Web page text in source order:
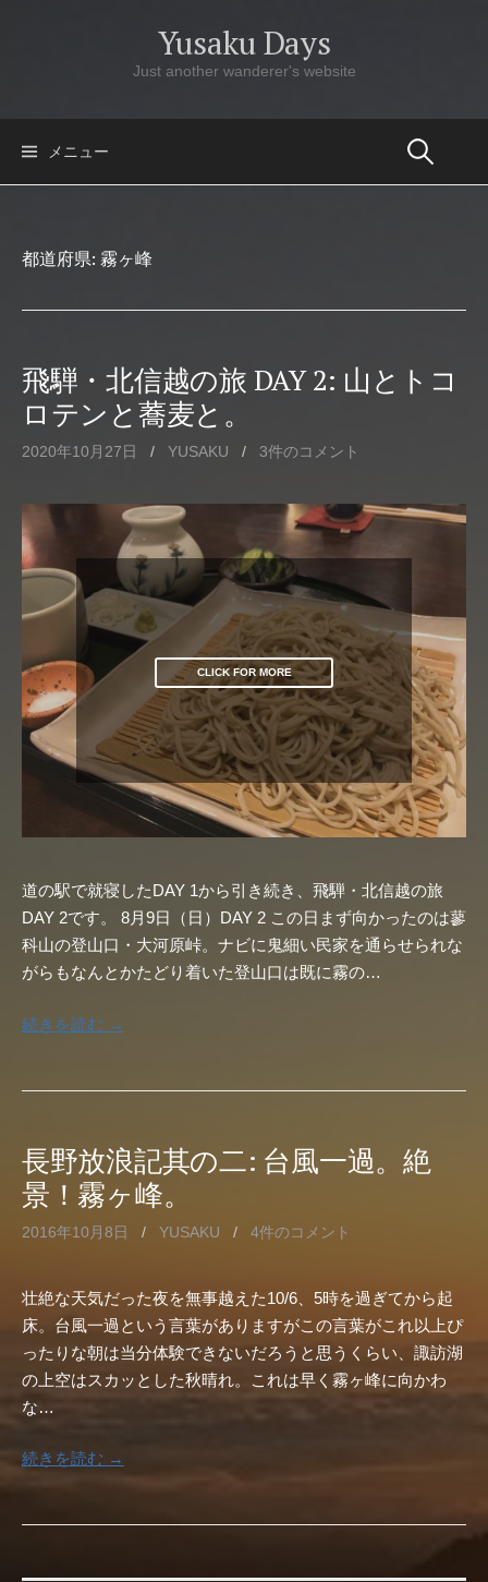
ツ
Yusaku Days
Just another wanderer's website
メニュー
都道府県:霧ヶ峰
飛騨・北信越の旅 DAY 2: 山とトコ
ロテンと蕎麦と。
2020年10月27日 / YUSAKU / 3件のコメント
CLICK FOR MORE
道の駅で就寝したDAY 1から引き続き、飛騨・北信越の旅
DAY 2です。 8月9日（日）DAY 2 この日まず向かったのは蓼
科山の登山口・大河原峠。ナビに鬼細い民家を通らせられな
がらもなんとかたどり着いた登山口は既に霧の…
続きを読む →
長野放浪記其の二: 台風一過。絶
景！霧ヶ峰。
2016年10月8日 / YUSAKU / 4件のコメント
壮絶な天気だった夜を無事越えた10/6、5時を過ぎてから起
床。台風一過という言葉がありますがこの言葉がこれ以上ぴ
ったりな朝は当分体験できないだろうと思うくらい、諏訪湖
の上空はスカッとした秋晴れ。これは早く霧ヶ峰に向かわ
な…
続きを読む →